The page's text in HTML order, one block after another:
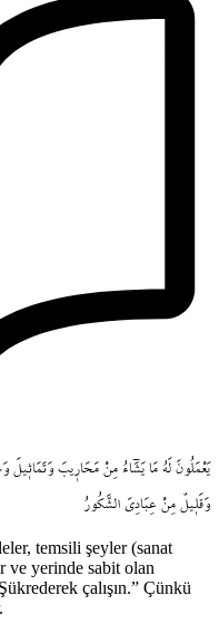
يَعْمَلُونَ لَهُ مَا يَشَٓاءُ مِنْ مَحَار۪يبَ وَتَمَاث۪يلَ
وَقَل۪يلٌ مِنْ عِبَادِيَ الشَّكُورُ
temsili şeyler (sanat
ve yerinde sabit olan
çalışın.” Çünkü